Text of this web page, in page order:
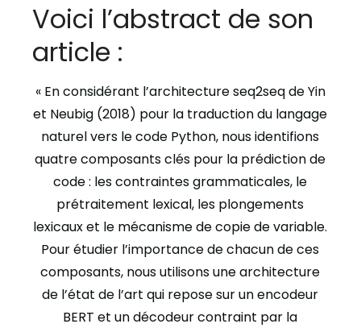
Voici l’abstract de son
article :
« En considérant l’architecture seq2seq de Yin
et Neubig (2018) pour la traduction du langage
naturel vers le code Python, nous identifions
quatre composants clés pour la prédiction de
code : les contraintes grammaticales, le
prétraitement lexical, les plongements
lexicaux et le mécanisme de copie de variable.
Pour étudier l’importance de chacun de ces
composants, nous utilisons une architecture
de l’état de l’art qui repose sur un encodeur
BERT et un décodeur contraint par la